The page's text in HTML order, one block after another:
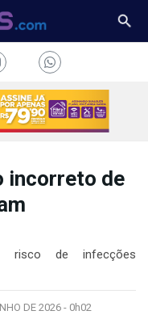
incorreto de
risco de infecções
DE 2026 - 0h02